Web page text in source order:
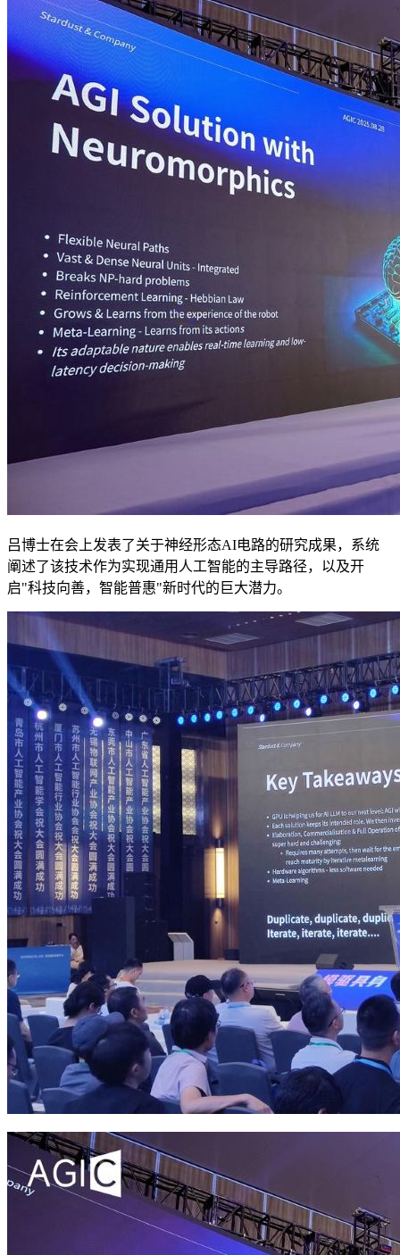
吕博士在会上发表了关于神经形态AI电路的研究成果，系统
阐述了该技术作为实现通用人工智能的主导路径，以及开
启"科技向善，智能普惠"新时代的巨大潜力。